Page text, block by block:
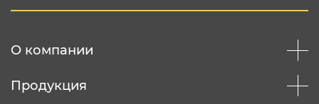
О компании
Продукция